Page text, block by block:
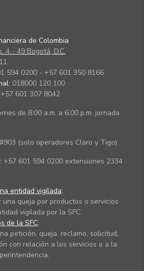
de Colombia
4 - 49 Bogotá, D.C.
594 0200 - +57 601 350 8166
018000 120 100
+57 601 307 8042
de 8:00 a.m. a 6:00 p.m. jornada
#903 (solo operadores Claro y Tigo)
+57 601 594 0200 extensiones 2334
entidad vigilada:
queja por productos o servicios
vigilada por la SFC.
de la SFC:
petición, queja, reclamo, solicitud,
con relación a los servicios o a la